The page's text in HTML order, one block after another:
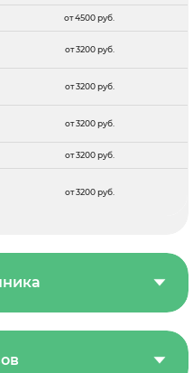
от 4500 руб.
от 3200 руб.
от 3200 руб.
от 3200 руб.
от 3200 руб.
от 3200 руб.